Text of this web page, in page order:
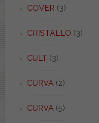
COVER (3)
CRISTALLO (3)
CULT (3)
CURVA(2)
CURVA(5)